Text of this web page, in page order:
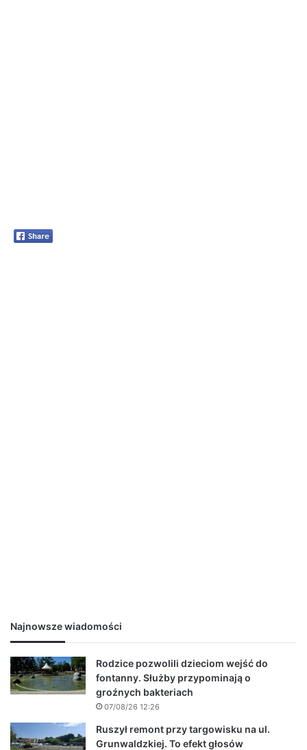
Najnowsze wiadomości
Rodzice pozwolili dzieciom wejść do
fontanny. Służby przypominają o
groźnych bakteriach
07/08/26 12:26
Ruszył remont przy targowisku na ul.
Grunwaldzkiej. To efekt głosów